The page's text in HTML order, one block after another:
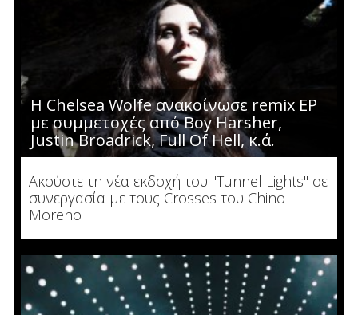
H Chelsea Wolfe ανακοίνωσε remix EP
με συμμετοχές από Boy Harsher,
Justin Broadrick, Full Of Hell, κ.ά.
Ακούστε τη νέα εκδοχή του "Tunnel Lights" σε
συνεργασία με τους Crosses του Chino
Moreno